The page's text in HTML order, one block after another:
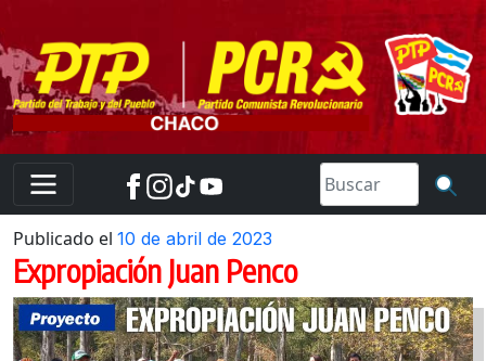
to
content
Publicado el 10 de abril de 2023
Expropiación Juan Penco